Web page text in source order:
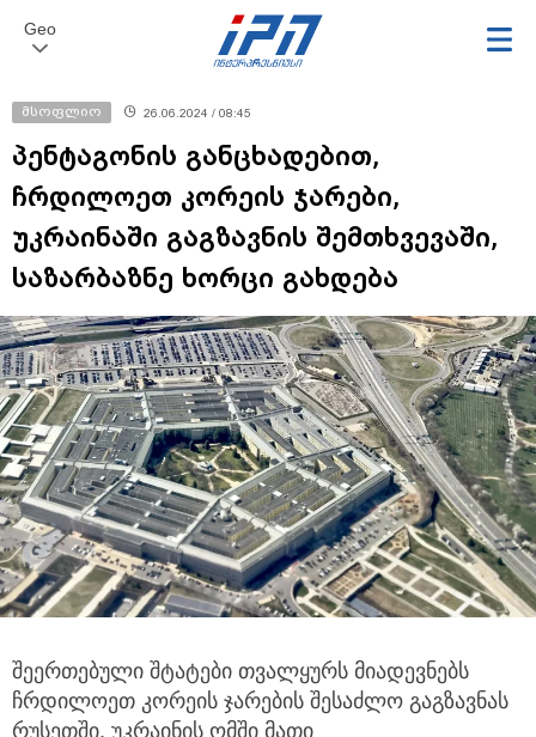
Geo
მსოფლიო 26.06.2024 / 08:45
პენტაგონის განცხადებით,
ჩრდილოეთ კორეის ჯარები,
უკრაინაში გაგზავნის შემთხვევაში,
საზარბაზნე ხორცი გახდება
შეერთებული შტატები თვალყურს მიადევნებს
ჩრდილოეთ კორეის ჯარების შესაძლო გაგზავნას
რუსეთში, უკრაინის ომში მათი